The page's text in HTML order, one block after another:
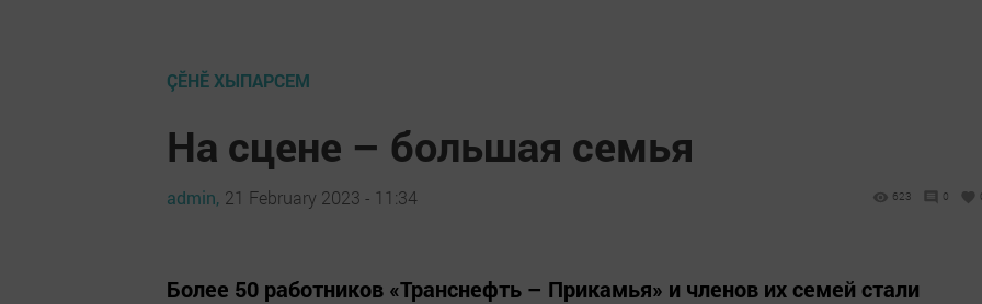
ÇӖНӖ ХЫПАРСЕМ
На сцене – большая семья
admin, 21 February 2023 - 11:34 623 0
Более 50 работников «Транснефть – Прикамья» и членов их семей стали